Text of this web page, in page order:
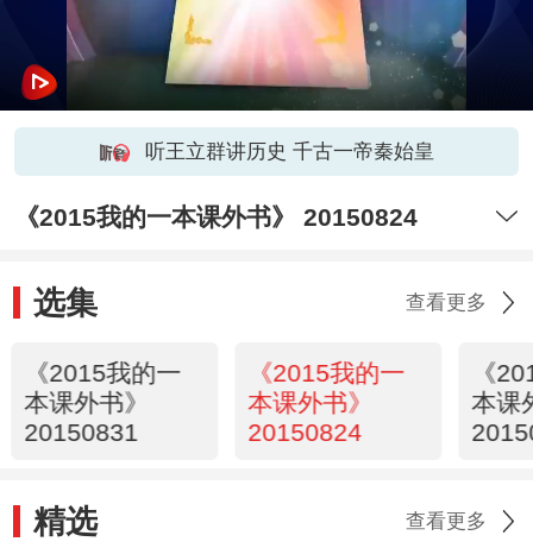
听王立群讲历史 千古一帝秦始皇
《2015我的一本课外书》 20150824
选集 查看更多
《2015我的一
本课外书》
20150831
《2015我的一
本课外书》
20150824
《
本课
精选 查看更多